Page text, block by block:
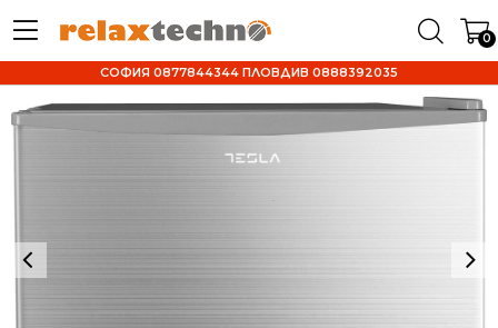
0
СОФИЯ 0877844344 ПЛОВДИВ 0888392035